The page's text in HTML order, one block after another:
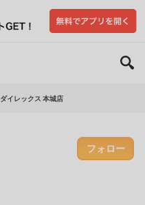
ダイレックス 本城店
フォロー